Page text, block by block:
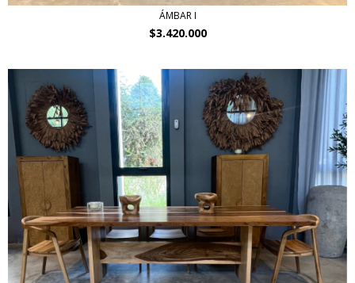
ÁMBAR I
$3.420.000